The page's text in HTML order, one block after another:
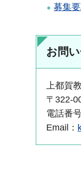
募集
お問
上都賀
〒322-
電話番
Email：